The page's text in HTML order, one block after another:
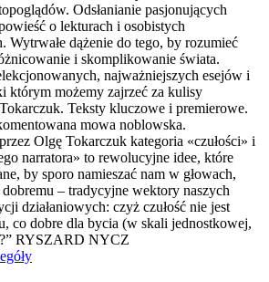
Odsłanianie pasjonujących
o lekturach i osobistych
Wytrwałe dążenie do tego, by rozumieć
i skomplikowanie świata.
najważniejszych esejów i
którym możemy zajrzeć za kulisy
Teksty kluczowe i premierowe.
mowa noblowska.
Olgę Tokarczuk kategoria «czułości» i
narratora» to rewolucyjne idee, które
by sporo namieszać nam w głowach,
– tradycyjne wektory naszych
działaniowych: czyż czułość nie jest
co dobre dla bycia (w skali jednostkowej,
RYSZARD NYCZ